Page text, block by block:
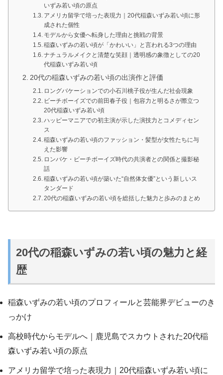
いずみ若い頃の原点
アメリカ留学で培った表現力｜20代稲森いずみ若い頃に形
成された個性
モデルから女優へ転身した理由と挑戦の背景
稲森いずみの若い頃が「かわいい」と言われる3つの理由
ナチュラルメイクと清楚な笑顔｜透明感の象徴としての20
代稲森いずみ若い頃
20代の稲森いずみの若い頃の出演作と評価
ロングバケーションでの小石川桃子役が生んだ社会現象
ビーチボーイズでの前田春子役｜包容力と明るさが際立つ
20代稲森いずみ若い頃
ハッピーマニアでの初主演が示した演技力とコメディセン
ス
稲森いずみの若い頃のファッション・髪型が女性たちに与
えた影響
ロンバケ・ビーチボーイズ時代の共演者との関係と撮影秘
話
稲森いずみの若い頃が築いた“自然体女優”という新しいス
タンダード
20代の稲森いずみの若い頃を総括した魅力と歩みのまとめ
20代の稲森いずみの若い頃の魅力と経
歴
稲森いずみの若い頃のプロフィールと芸能界デビューのき
っかけ
高校時代からモデルへ｜鹿児島でスカウトされた20代稲
森いずみ若い頃の原点
アメリカ留学で培った表現力｜20代稲森いずみ若い頃に